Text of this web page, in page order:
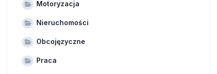
Motoryzacja
Nieruchomości
Obcojęzyczne
Praca